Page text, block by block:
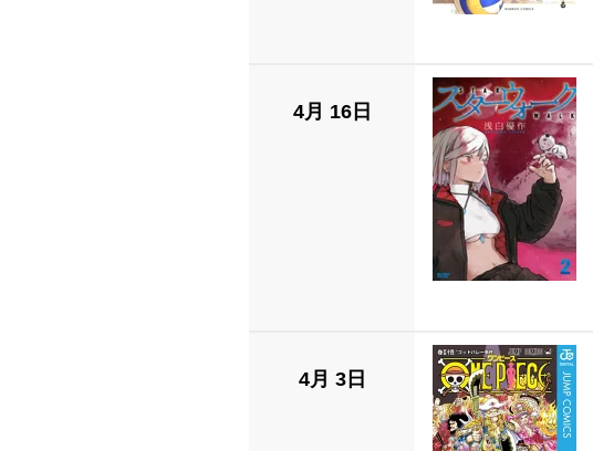
4月 16日
4月 3日